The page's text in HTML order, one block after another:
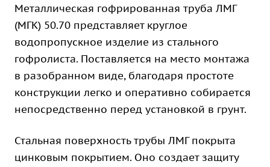
Металлическая гофрированная труба ЛМГ
(МГК) 50.70 представляет круглое
водопропускное изделие из стального
гофролиста. Поставляется на место монтажа
в разобранном виде, благодаря простоте
конструкции легко и оперативно собирается
непосредственно перед установкой в грунт.
Стальная поверхность трубы ЛМГ покрыта
цинковым покрытием. Оно создает защиту